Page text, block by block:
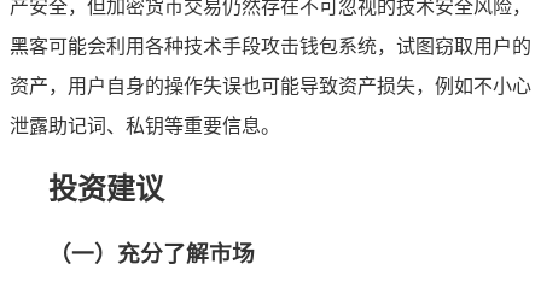
产安全，但加密货币交易仍然存在不可忽视的技术安全风险，
黑客可能会利用各种技术手段攻击钱包系统，试图窃取用户的
资产，用户自身的操作失误也可能导致资产损失，例如不小心
泄露助记词、私钥等重要信息。
投资建议
（一）充分了解市场